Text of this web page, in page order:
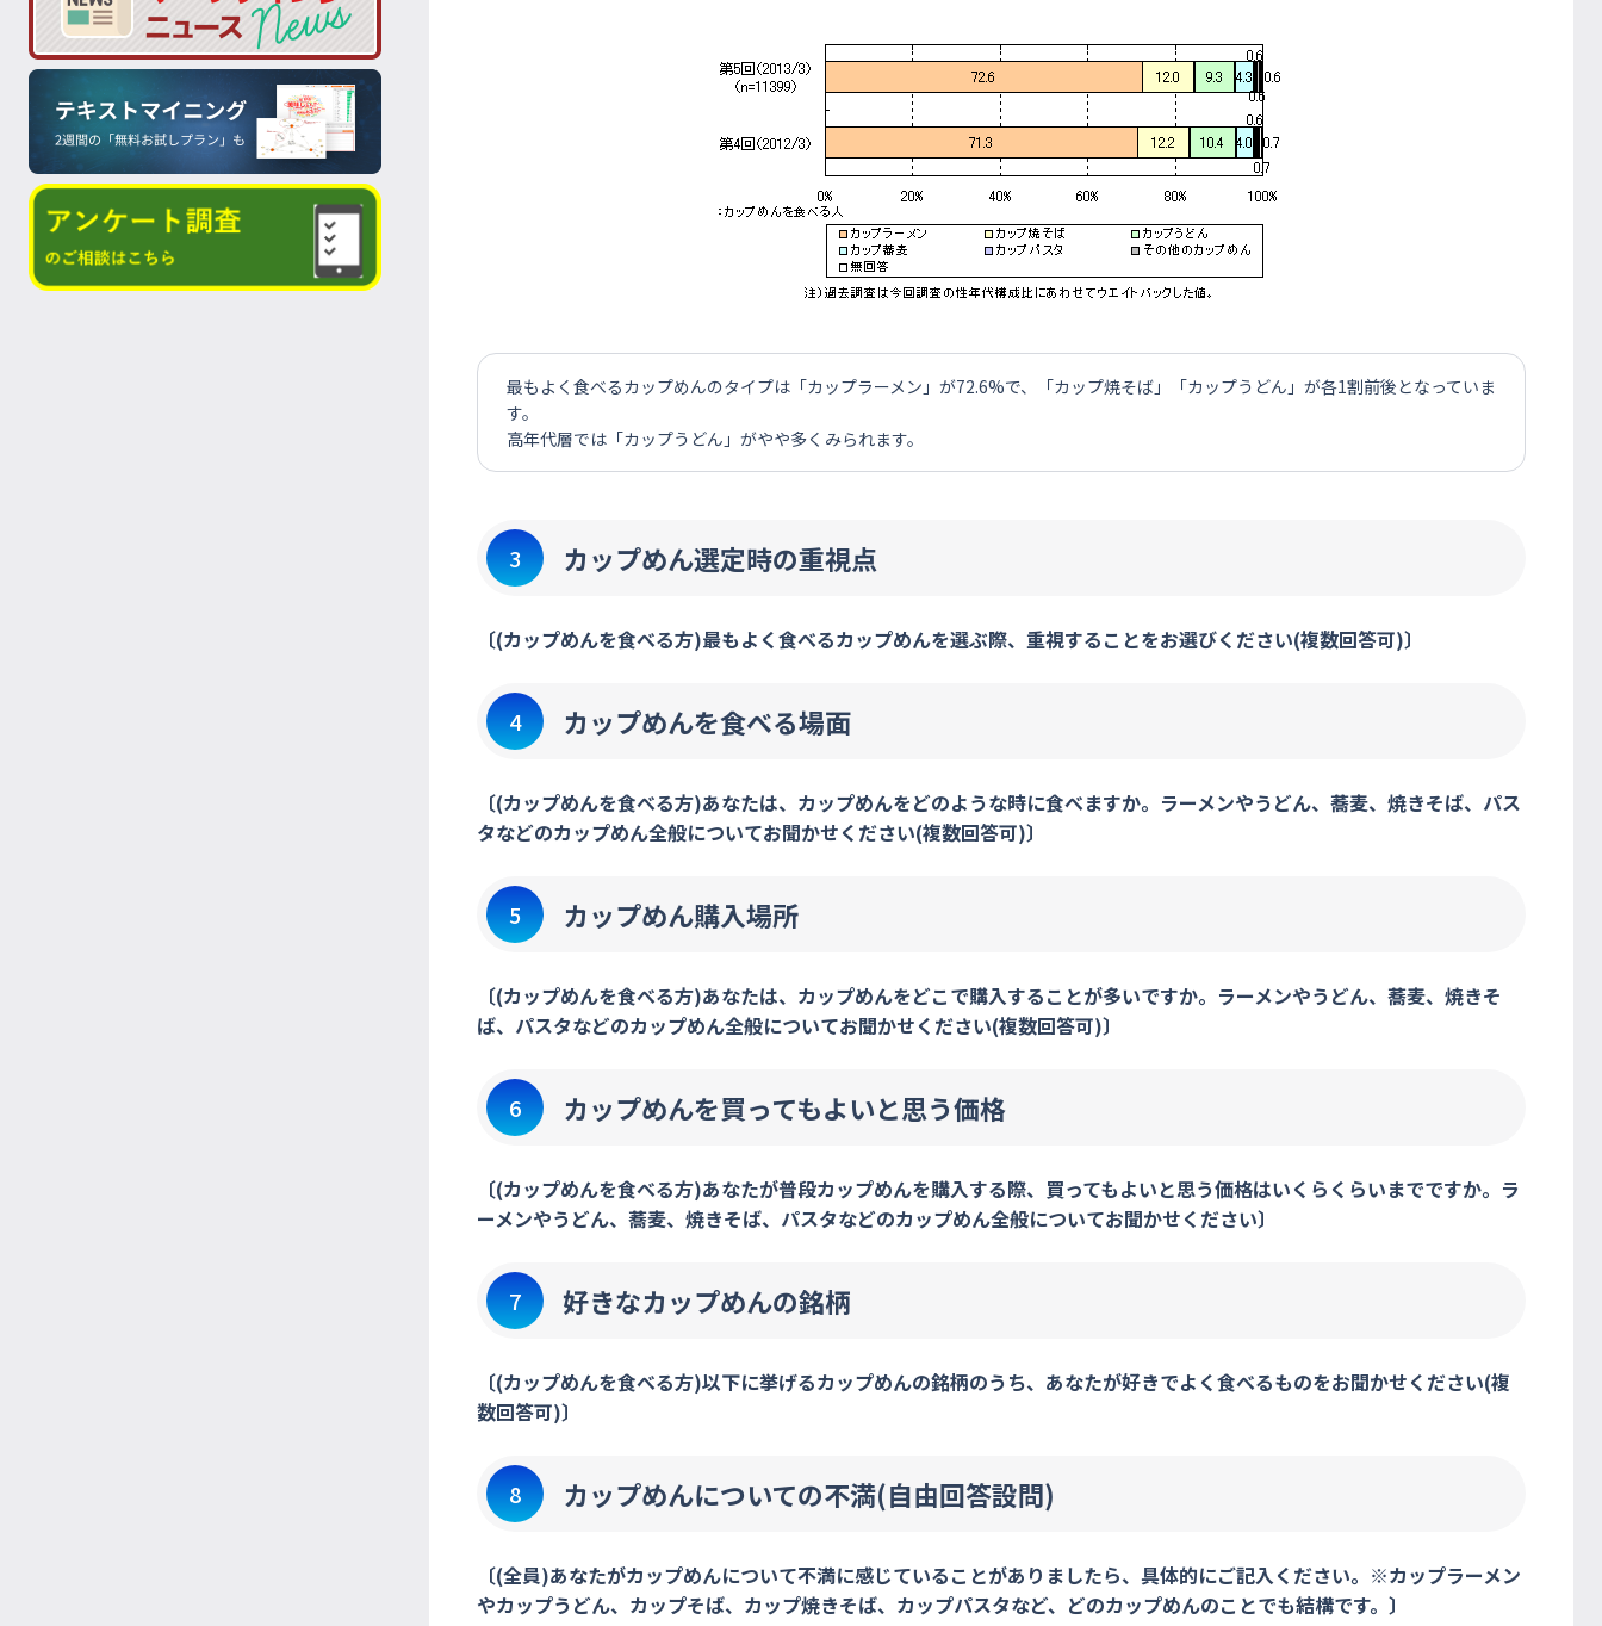
最もよく食べるカップめんのタイプは「カップラーメン」が72.6%で、「カップ焼そば」「カップうどん」が各1割前後となっていま
す。
高年代層では「カップうどん」がやや多くみられます。
3 カップめん選定時の重視点
〔(カップめんを食べる方)最もよく食べるカップめんを選ぶ際、重視することをお選びください(複数回答可)〕
4 カップめんを食べる場面
〔(カップめんを食べる方)あなたは、カップめんをどのような時に食べますか。ラーメンやうどん、蕎麦、焼きそば、パス
タなどのカップめん全般についてお聞かせください(複数回答可)〕
5 カップめん購入場所
〔(カップめんを食べる方)あなたは、カップめんをどこで購入することが多いですか。ラーメンやうどん、蕎麦、焼きそ
ば、パスタなどのカップめん全般についてお聞かせください(複数回答可)〕
6 カップめんを買ってもよいと思う価格
〔(カップめんを食べる方)あなたが普段カップめんを購入する際、買ってもよいと思う価格はいくらくらいまでですか。ラ
ーメンやうどん、蕎麦、焼きそば、パスタなどのカップめん全般についてお聞かせください〕
7 好きなカップめんの銘柄
〔(カップめんを食べる方)以下に挙げるカップめんの銘柄のうち、あなたが好きでよく食べるものをお聞かせください(複
数回答可)〕
8 カップめんについての不満(自由回答設問)
〔(全員)あなたがカップめんについて不満に感じていることがありましたら、具体的にご記入ください。※カップラーメン
やカップうどん、カップそば、カップ焼きそば、カップパスタなど、どのカップめんのことでも結構です。〕